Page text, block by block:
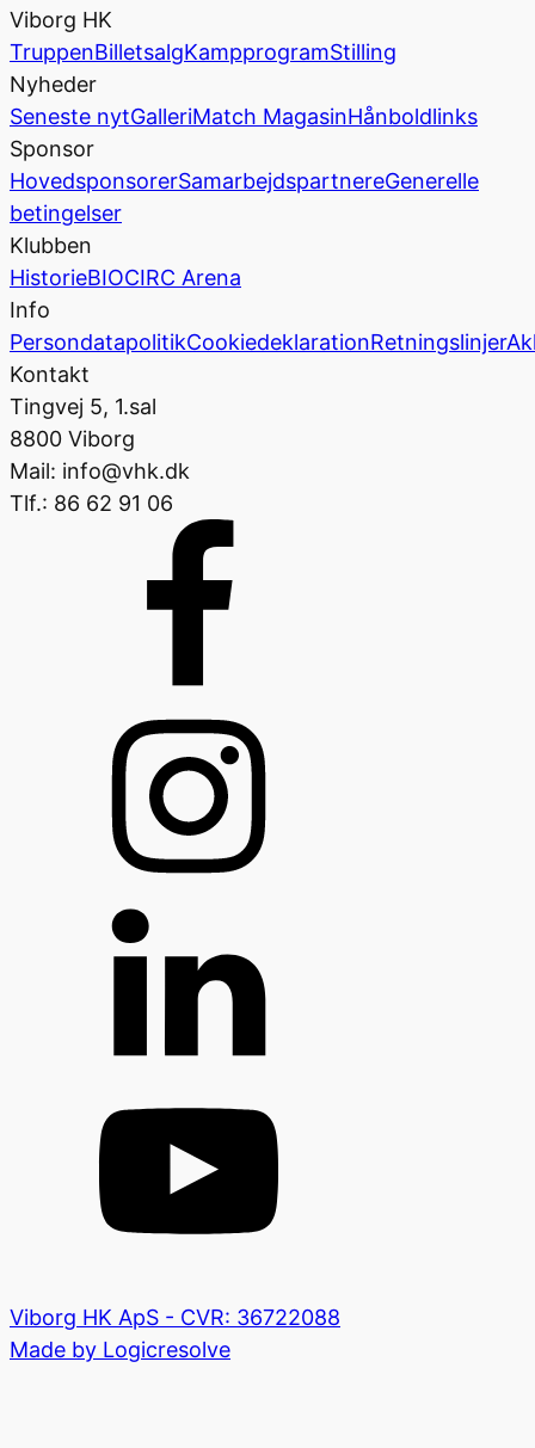
Viborg HK
TruppenBilletsalgKampprogramStilling
Nyheder
Seneste nytGalleriMatch MagasinHånboldlinks
Sponsor
HovedsponsorerSamarbejdspartnereGenerelle
betingelser
Klubben
HistorieBIOCIRC Arena
Info
PersondatapolitikCookiedeklarationRetningslinjer
Kontakt
Tingvej 5, 1.sal
8800 Viborg
Mail: info@vhk.dk
Tlf.: 86 62 91 06
Viborg HK ApS - CVR: 36722088
Made by Logicresolve